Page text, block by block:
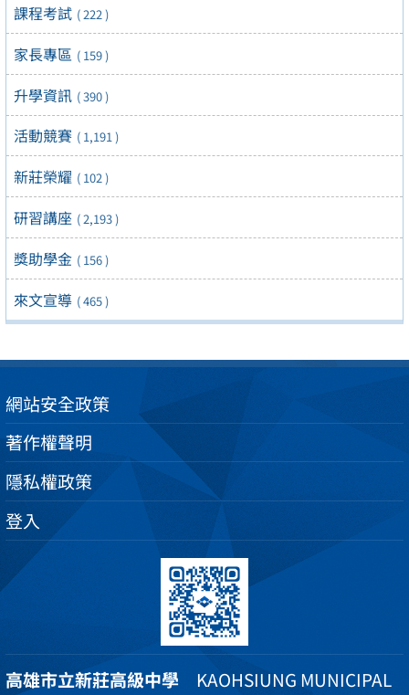
課程考試 ( 222 )
家長專區 ( 159 )
升學資訊 ( 390 )
活動競賽 ( 1,191 )
新莊榮耀 ( 102 )
研習講座 ( 2,193 )
獎助學金 ( 156 )
來文宣導 ( 465 )
網站安全政策
著作權聲明
隱私權政策
登入
高雄市立新莊高級中學 KAOHSIUNG MUNICIPAL